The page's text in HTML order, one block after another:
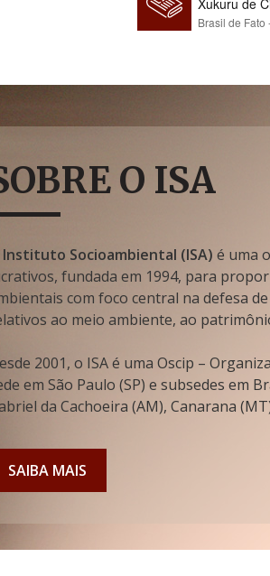
Xukuru de
Brasil de Fato
O ISA
Instituto Socioambiental (ISA) é uma
fundada em 1994, para
com foco central na defesa
ao meio ambiente, ao
2001, o ISA é uma Oscip –
em São Paulo (SP) e subsedes em
da Cachoeira (AM), Canarana
SAIBA MAIS